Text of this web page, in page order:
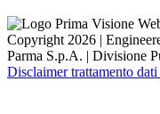
Copyright 2026 |
Parma S.p.A. | Divisione
Disclaimer trattamento dati